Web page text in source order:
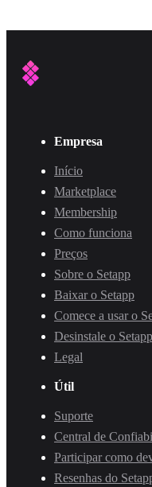
Empresa
Início
Marketplace
Membership
Como funciona
Preços
Sobre o Setapp
Baixar o Setapp
Comece a usar o
Desinstale o Setapp
Legal
Útil
Suporte
Central de
Participar como
Resenhas do